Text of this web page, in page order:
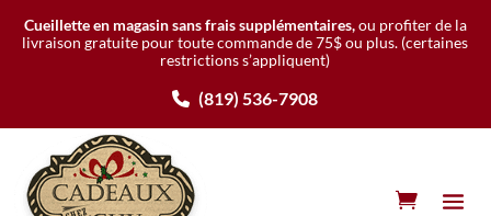
Cueillette en magasin sans frais supplémentaires,ou profiter de la
livraison gratuite pour toute commande de 75$ ou plus. (certaines
restrictions s’appliquent)
(819) 536-7908